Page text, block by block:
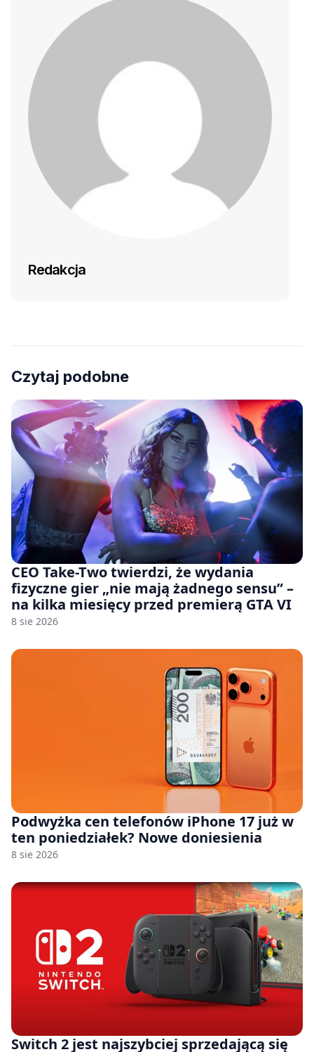
Redakcja
Czytaj podobne
CEO Take-Two twierdzi, że wydania
fizyczne gier „nie mają żadnego sensu” –
na kilka miesięcy przed premierą GTA VI
8 sie 2026
Podwyżka cen telefonów iPhone 17 już w
ten poniedziałek? Nowe doniesienia
8 sie 2026
Switch 2 jest najszybciej sprzedającą się